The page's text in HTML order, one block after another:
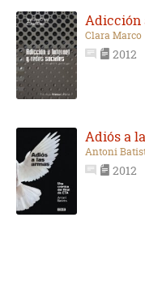
Adicción
Clara Marco
2012
Adiós a
Antoni
2012